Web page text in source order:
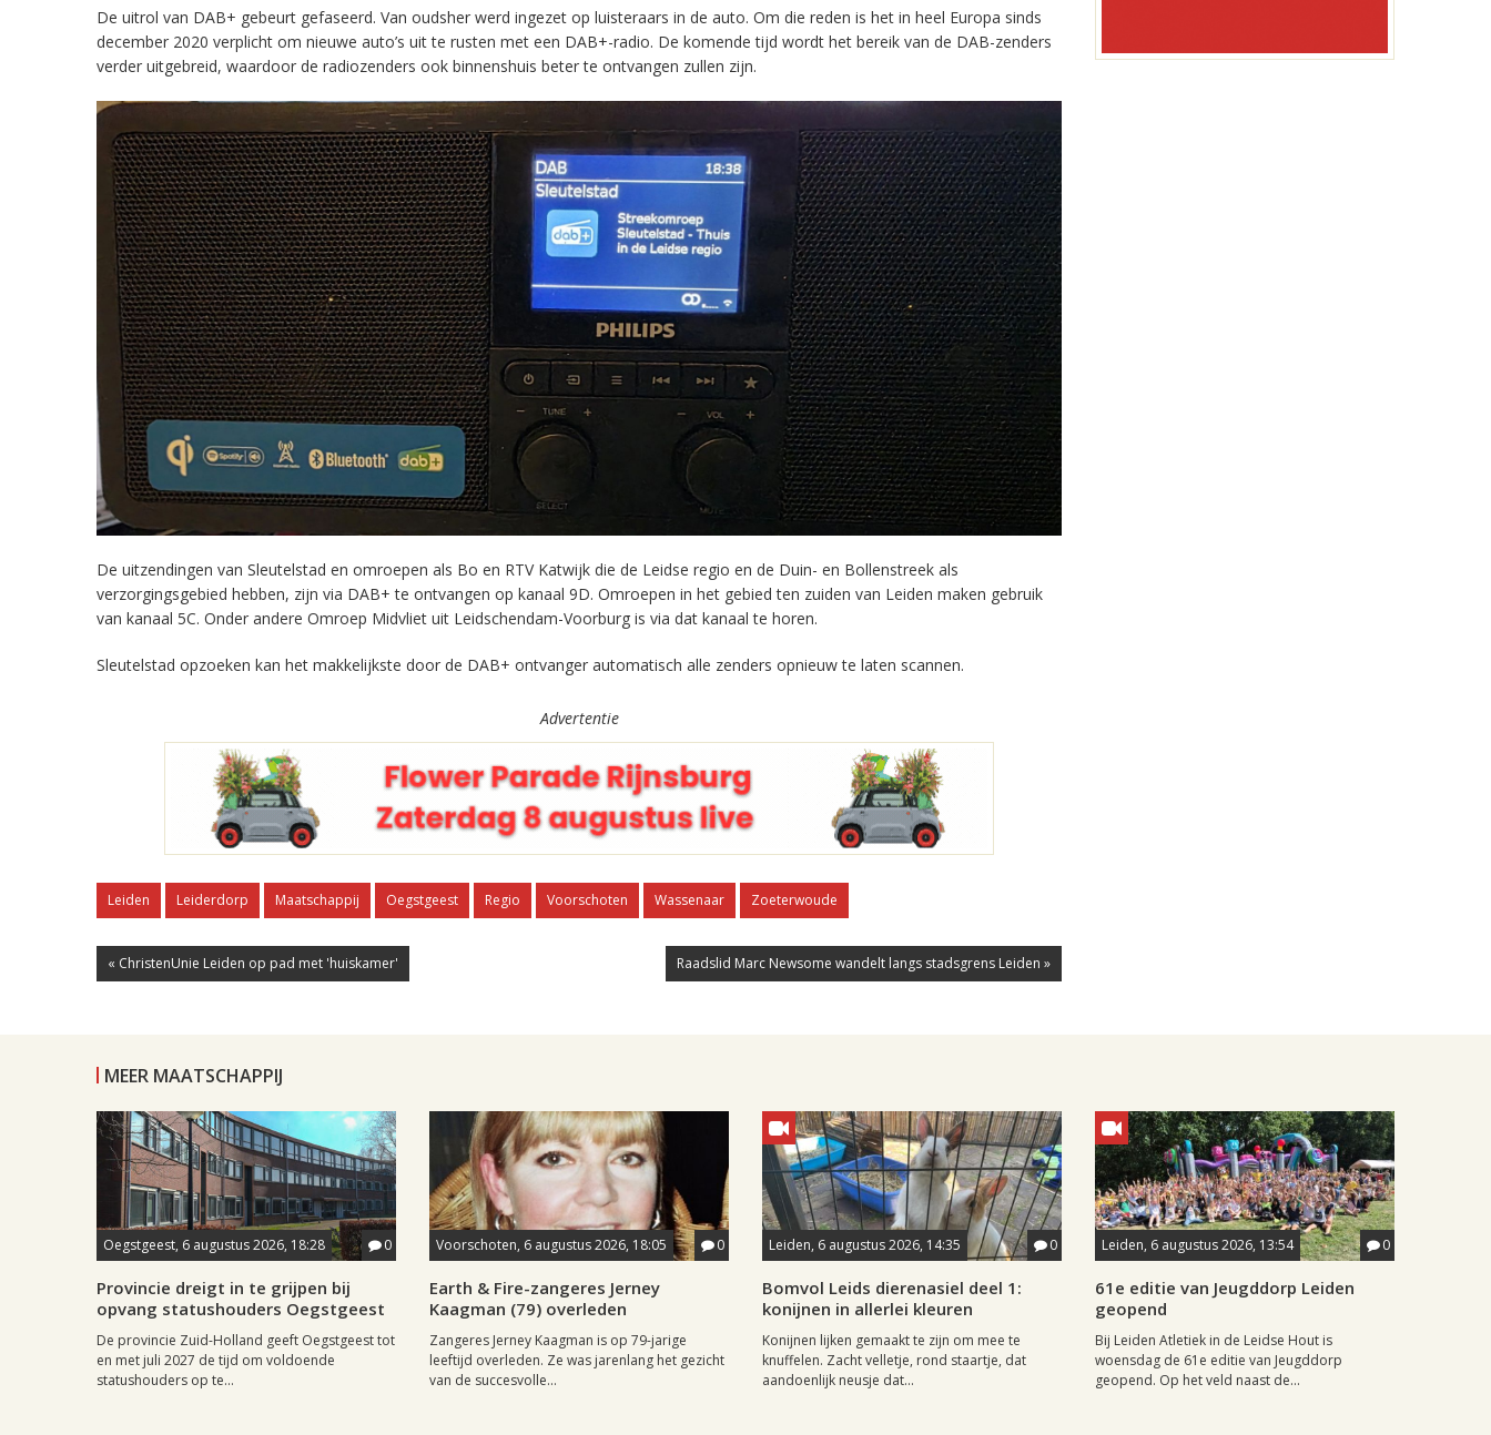
De uitrol van DAB+ gebeurt gefaseerd. Van oudsher werd ingezet op luisteraars in de auto. Om die reden is het in heel Europa sinds
december 2020 verplicht om nieuwe auto’s uit te rusten met een DAB+-radio. De komende tijd wordt het bereik van de DAB-zenders
verder uitgebreid, waardoor de radiozenders ook binnenshuis beter te ontvangen zullen zijn.
De uitzendingen van Sleutelstad en omroepen als Bo en RTV Katwijk die de Leidse regio en de Duin- en Bollenstreek als
verzorgingsgebied hebben, zijn via DAB+ te ontvangen op kanaal 9D. Omroepen in het gebied ten zuiden van Leiden maken gebruik
van kanaal 5C. Onder andere Omroep Midvliet uit Leidschendam-Voorburg is via dat kanaal te horen.
Sleutelstad opzoeken kan het makkelijkste door de DAB+ ontvanger automatisch alle zenders opnieuw te laten scannen.
Advertentie
Leiden Leiderdorp Maatschappij Oegstgeest Regio Voorschoten Wassenaar Zoeterwoude
« ChristenUnie Leiden op pad met 'huiskamer' Raadslid Marc Newsome wandelt langs stadsgrens Leiden »
MEER MAATSCHAPPIJ
Oegstgeest, 6 augustus 2026, 18:28 0
Provincie dreigt in te grijpen bij
opvang statushouders Oegstgeest
De provincie Zuid-Holland geeft Oegstgeest tot
en met juli 2027 de tijd om voldoende
statushouders op te...
Voorschoten, 6 augustus 2026, 18:05 0
Earth & Fire-zangeres Jerney
Kaagman (79) overleden
Zangeres Jerney Kaagman is op 79-jarige
leeftijd overleden. Ze was jarenlang het gezicht
van de succesvolle...
Leiden, 6 augustus 2026, 14:35 0
Bomvol Leids dierenasiel deel 1:
konijnen in allerlei kleuren
Konijnen lijken gemaakt te zijn om mee te
knuffelen. Zacht velletje, rond staartje, dat
aandoenlijk neusje dat...
Leiden, 6 augustus 2026, 13:54 0
61e editie van Jeugddorp Leiden
geopend
Bij Leiden Atletiek in de Leidse Hout is
woensdag de 61e editie van Jeugddorp
geopend. Op het veld naast de...